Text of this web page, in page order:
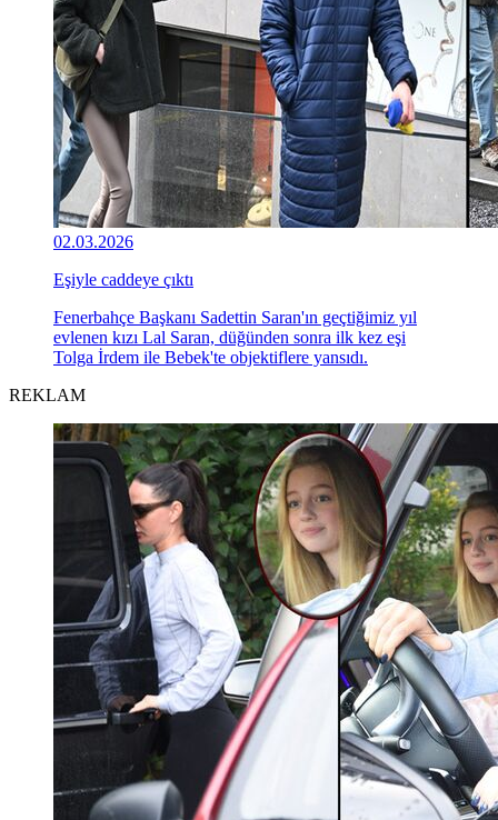
02.03.2026
Eşiyle caddeye çıktı
Fenerbahçe Başkanı Sadettin Saran'ın geçtiğimiz yıl
evlenen kızı Lal Saran, düğünden sonra ilk kez eşi
Tolga İrdem ile Bebek'te objektiflere yansıdı.
REKLAM